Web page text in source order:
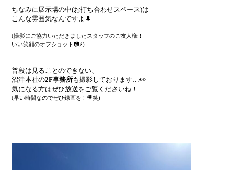
ちなみに展示場の中(お打ち合わせスペース)は
こんな雰囲気なんですよ🌲
(撮影にご協力いただきましたスタッフのご友人様！
いい笑顔のオフショット📷⚡)
普段は見ることのできない、
沼津本社の2F事務所も撮影しております…👀
気になる方はぜひ放送をご覧くださいね！
(早い時間なのでぜひ録画を！🎥笑)